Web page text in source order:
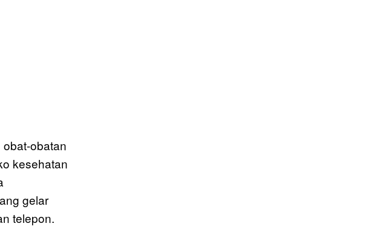
obatan
kesehatan
gelar
telepon.